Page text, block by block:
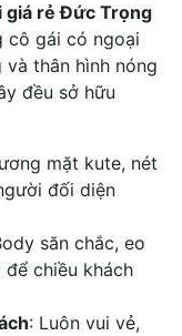
giá rẻ Đức Trọng
cô gái có ngoại
thân hình nóng
đều sở hữu
mặt kute, nét
đối diện
săn chắc, eo
chiều khách
: Luôn vui vẻ,